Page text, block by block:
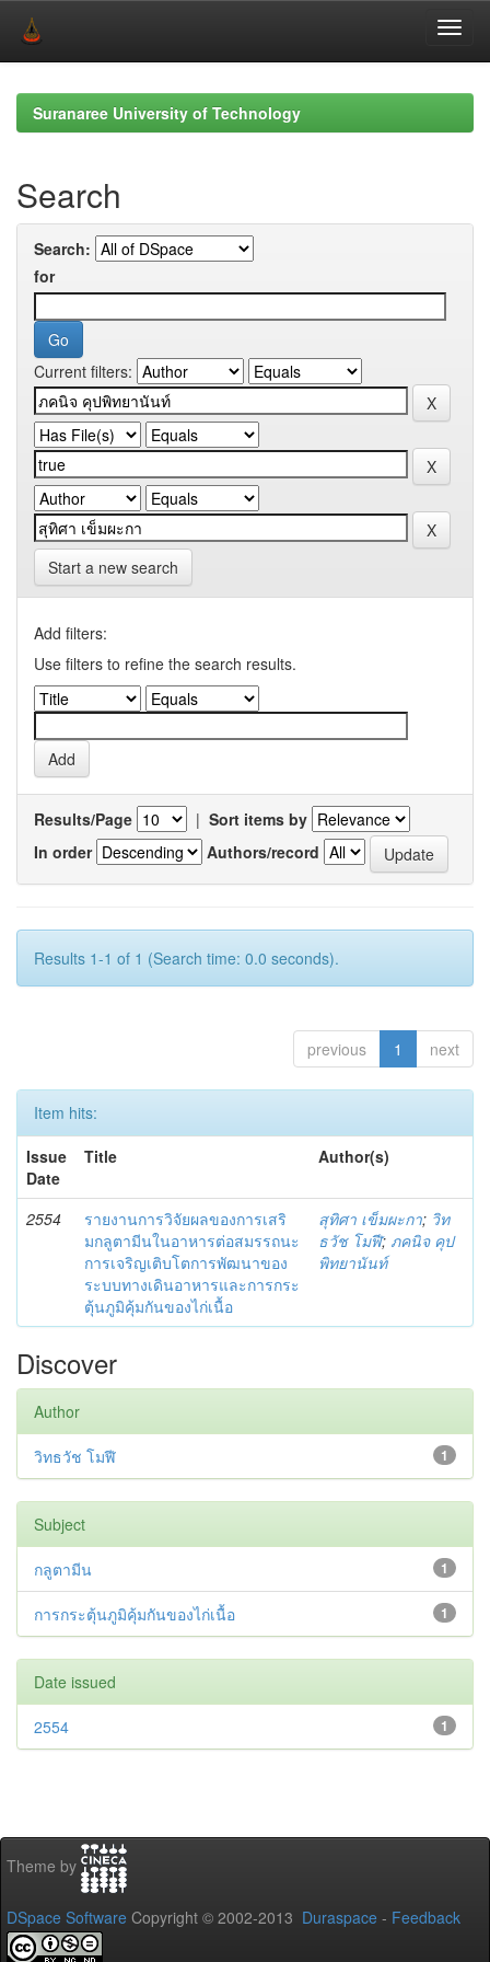
navigationSuranaree University of Technology
Search
Search:
for
Current filters:
Start a new search
Add filters:
Use filters to refine the search results.
Results/Page | Sort items by
In order
Authors/record
Results 1-1 of 1 (Search time: 0.0 seconds).
previous 1 next
Item hits:
Issue
Date
Title Author(s)
2554
รายงานการวิจัยผลของการเสริ
มกลูตามีนในอาหารต่อสมรรถนะ
การเจริญเติบโตการพัฒนาของ
ระบบทางเดินอาหารและการกระ
ตุ้นภูมิคุ้มกันของไก่เนื้อ
สุทิศา เข็มผะกา; วิท
ธวัช โมฬี; ภคนิจ คุป
พิทยานันท์
Discover
Author
1
วิทธวัช โมฬี
Subject
1
กลูตามีน
1
การกระตุ้นภูมิคุ้มกันของไก่เนื้อ
Date issued
1
2554
Theme by
DSpace Software Copyright © 2002-2013 Duraspace - Feedback